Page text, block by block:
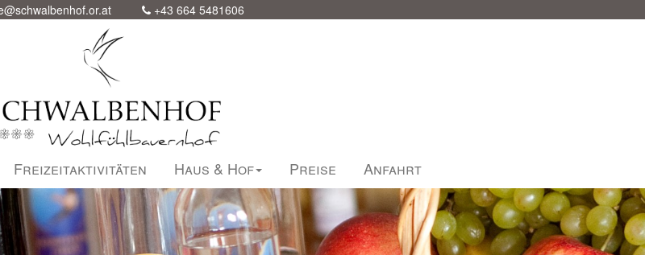
+43 664 5481606
Freizeitaktivitäten Haus & Hof Preise Anfahrt